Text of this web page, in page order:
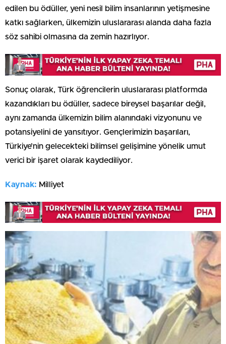
edilen bu ödüller, yeni nesil bilim insanlarının yetişmesine
katkı sağlarken, ülkemizin uluslararası alanda daha fazla
söz sahibi olmasına da zemin hazırlıyor.
Sonuç olarak, Türk öğrencilerin uluslararası platformda
kazandıkları bu ödüller, sadece bireysel başarılar değil,
aynı zamanda ülkemizin bilim alanındaki vizyonunu ve
potansiyelini de yansıtıyor. Gençlerimizin başarıları,
Türkiye’nin gelecekteki bilimsel gelişimine yönelik umut
verici bir işaret olarak kaydediliyor.
Kaynak: Milliyet